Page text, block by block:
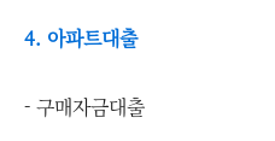
4. 아파트대출
- 구매자금대출